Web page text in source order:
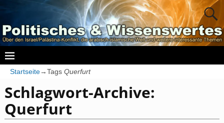
Startseite→Tags Querfurt
Schlagwort-Archive:
Querfurt